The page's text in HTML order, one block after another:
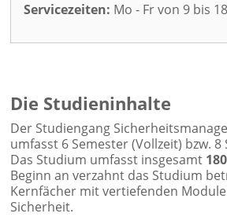
Servicezeiten: Mo - Fr von 9 bis
Die Studieninhalte
Der Studiengang
umfasst 6 Semester (Vollzeit) bzw. 8
Das Studium umfasst insgesamt
Beginn an verzahnt das Studium
Kernfächer mit vertiefenden
Sicherheit.